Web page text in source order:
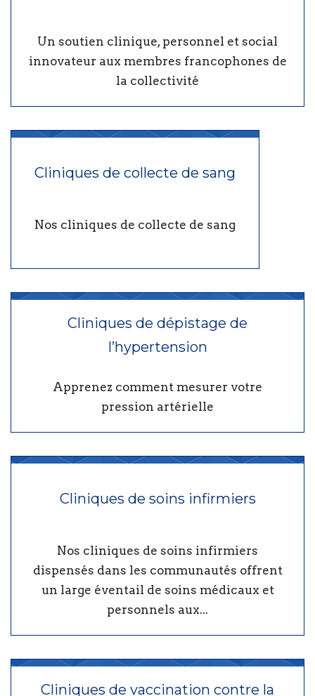
Un soutien clinique, personnel et social
innovateur aux membres francophones de
la collectivité
Cliniques de collecte de sang
Nos cliniques de collecte de sang
Cliniques de dépistage de
l’hypertension
Apprenez comment mesurer votre
pression artérielle
Cliniques de soins infirmiers
Nos cliniques de soins infirmiers
dispensés dans les communautés offrent
un large éventail de soins médicaux et
personnels aux...
Cliniques de vaccination contre la